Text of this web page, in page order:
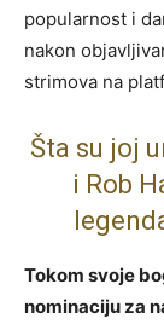
popularnost i
nakon
strimova na
Šta su joj
i Rob
Tokom svoje
nominaciju za